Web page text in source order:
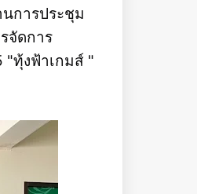
การประชุม
จัดการ
"ทุ้งฟ้าเกมส์ "